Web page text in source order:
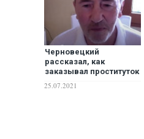
Черновецкий
рассказал, как
заказывал проституток
ВИДЕО
25.07.2021